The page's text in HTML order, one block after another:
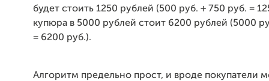
будет стоить 1250 рублей (500 руб. + 750 руб. =
купюра в 5000 рублей стоит 6200 рублей (5000
= 6200 руб.).
Алгоритм предельно прост, и вроде покупатели